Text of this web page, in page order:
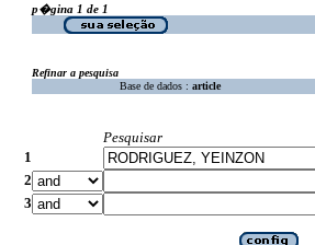
p�gina 1 de 1
Refinar a pesquisa
Base de dados : article
Pesquisar
1
2
3